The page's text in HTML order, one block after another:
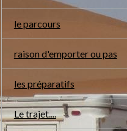
le parcours
raison d'emporter ou pas
les préparatifs
Le trajet....